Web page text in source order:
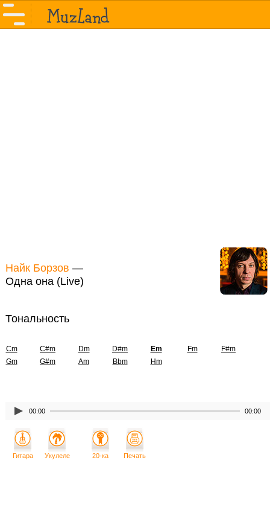
Найк Борзов —
Одна она (Live)
Тональность
Cm C#m Dm D#m Em Fm
F#m
Gm
G#m Am Bbm Hm
00:00 00:00
Гитара Укулеле 20-ка Печать